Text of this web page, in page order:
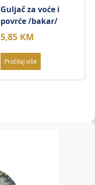
Guljač za voće i
povrće /bakar/
5,85 KM
Pročitaj više